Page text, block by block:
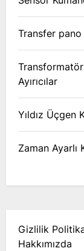
Transfer pano
Ayırıcılar
Yıldız Üçgen
Zaman Ayarlı
Gizlilik
Hakkımızda